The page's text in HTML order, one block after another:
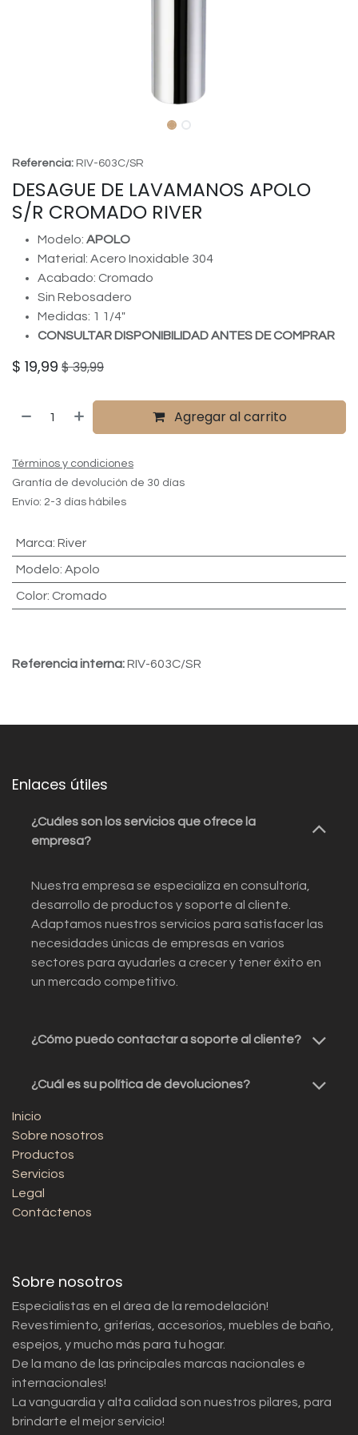
Referencia: RIV-603C/SR
DESAGUE DE LAVAMANOS APOLO
S/R CROMADO RIVER
Modelo: APOLO
Material: Acero Inoxidable 304
Acabado: Cromado
Sin Rebosadero
Medidas: 1 1/4"
CONSULTAR DISPONIBILIDAD ANTES DE COMPRAR
$ 19,99 $39,99
Agregar al carrito
Términos y condiciones
Grantía de devolución de 30 días
Envío: 2-3 días hábiles
Marca: River
Modelo: Apolo
Color: Cromado
Referencia interna:RIV-603C/SR
Enlaces útiles
¿Cuáles son los servicios que ofrece la
empresa?
Nuestra empresa se especializa en consultoría,
desarrollo de productos y soporte al cliente.
Adaptamos nuestros servicios para satisfacer las
necesidades únicas de empresas en varios
sectores para ayudarles a crecer y tener éxito en
un mercado competitivo.
¿Cómo puedo contactar a soporte al cliente?
¿Cuál es su política de devoluciones?
Inicio
Sobre nosotros
Productos
Servicios
Legal
Contáctenos
Sobre nosotros
Especialistas en el área de la remodelación!
Revestimiento, griferías, accesorios, muebles de baño,
espejos, y mucho más para tu hogar.
De la mano de las principales marcas nacionales e
internacionales!
La vanguardia y alta calidad son nuestros pilares, para
brindarte el mejor servicio!